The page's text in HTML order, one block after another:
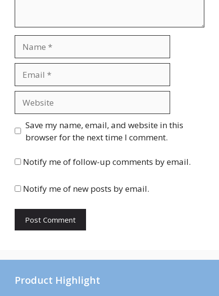
Save my name, email, and website in this
browser for the next time I comment.
Notify me of follow-up comments by email.
Notify me of new posts by email.
Product Highlight